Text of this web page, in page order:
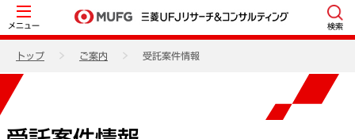
メニュー 検索
トップ ご案内 受託案件情報